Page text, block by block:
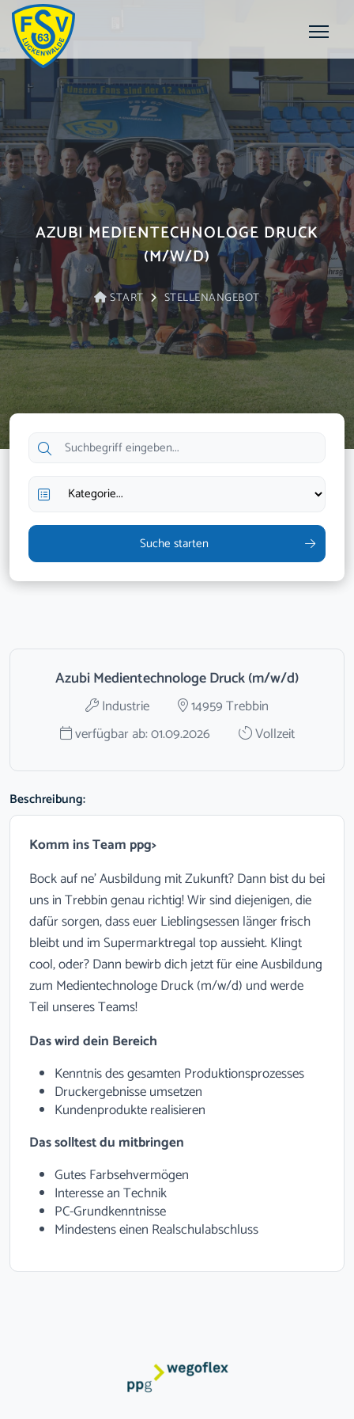
AZUBI MEDIENTECHNOLOGE DRUCK
(M/W/D)
START STELLENANGEBOT
Suche starten
Azubi Medientechnologe Druck (m/w/d)
Industrie
14959 Trebbin
verfügbar ab: 01.09.2026
Vollzeit
Beschreibung:
Komm ins Team ppg>
Bock auf ne' Ausbildung mit Zukunft?Dann bist du bei
uns in Trebbin genau richtig!Wir sind diejenigen, die
dafür sorgen, dass euer Lieblingsessen länger frisch
bleibt und im Supermarktregal top aussieht.Klingt
cool, oder?Dann bewirb dich jetzt für eine Ausbildung
zum Medientechnologe Druck (m/w/d) und werde
Teil unseres Teams!
Das wird dein Bereich
Kenntnis des gesamten Produktionsprozesses
Druckergebnisse umsetzen
Kundenprodukte realisieren
Das solltest du mitbringen
Gutes Farbsehvermögen
Interesse an Technik
PC-Grundkenntnisse
Mindestens einen Realschulabschluss